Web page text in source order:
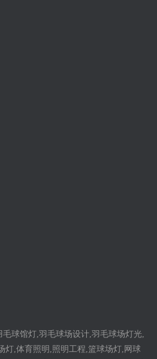
球馆灯,羽毛球场设计,羽毛球场灯光,
灯,体育照明,照明工程,篮球场灯,网球